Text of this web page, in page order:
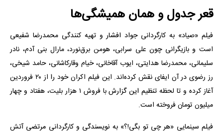
قعر جدول و همان همیشگی‌ها
فیلم «صیاد» به کارگردانی جواد افشار و تهیه کنندگی محمدرضا شفیعی
است و بازیگرانی چون علی سرابی، هومن برق‌نورد، مارال بنی آدم، نادر
سلیمانی، محمدرضا هدایتی، ایوب آقاخانی، خیام وقارکاشانی، حامد شیخی،
رز رضوی در آن ایفای نقش کرده‌اند. این فیلم اکران خود را از ۲۰ فروردین
آغاز کرده و تا لحظه تنظیم این گزارش با فروش ۱ هزار بلیت، هفتاد و چهار
میلیون تومان فروخته است.
فیلم سینمایی «هر چی تو بگی!؟» به نویسندگی و کارگردانی مرتضی آتش